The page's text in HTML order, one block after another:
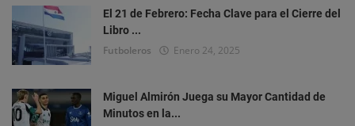
El 21 de Febrero: Fecha Clave para el Cierre del
Libro ...
Futboleros Enero 24, 2025
Miguel Almirón Juega su Mayor Cantidad de
Minutos en la...